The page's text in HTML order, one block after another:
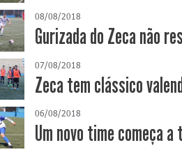
08/08/2018
Gurizada do Zeca não
07/08/2018
Zeca tem clássico
06/08/2018
Um novo time começa